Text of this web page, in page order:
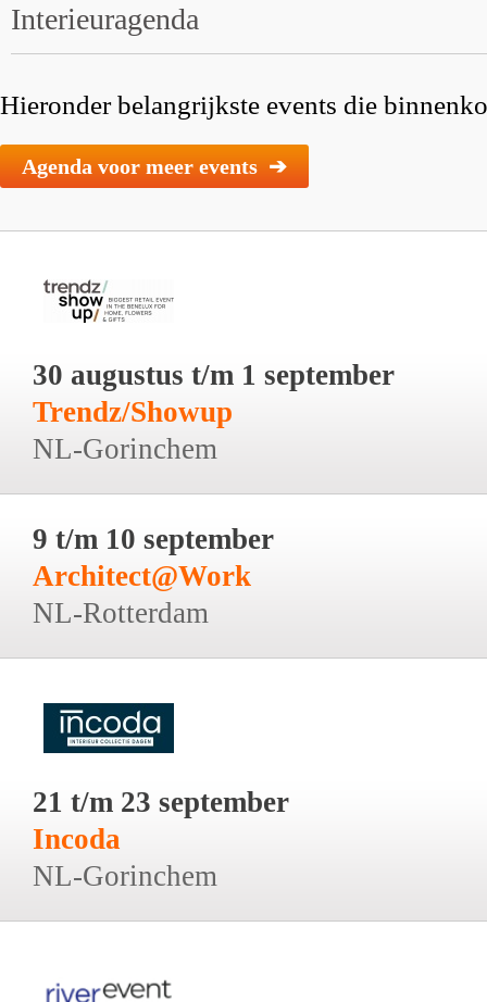
Interieuragenda
Hieronder belangrijkste events die
Agenda voor meer events ➔
30 augustus t/m 1 september
Trendz/Showup
NL-Gorinchem
9 t/m 10 september
Architect@Work
NL-Rotterdam
21 t/m 23 september
Incoda
NL-Gorinchem